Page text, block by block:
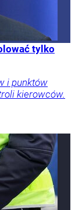
tylko
i punktów
kierowców.